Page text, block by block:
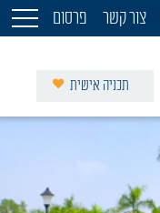
צור קשר פרסום
תכניה אישית